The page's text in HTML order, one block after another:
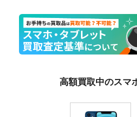
高額買取中のスマ